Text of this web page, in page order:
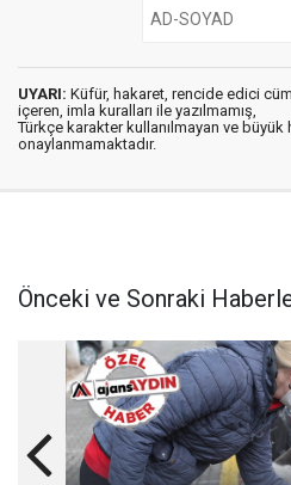
UYARI: Küfür, hakaret, rencide edici
içeren, imla kuralları ile yazılmamış,
Türkçe karakter kullanılmayan ve büyük
onaylanmamaktadır.
Önceki ve Sonraki